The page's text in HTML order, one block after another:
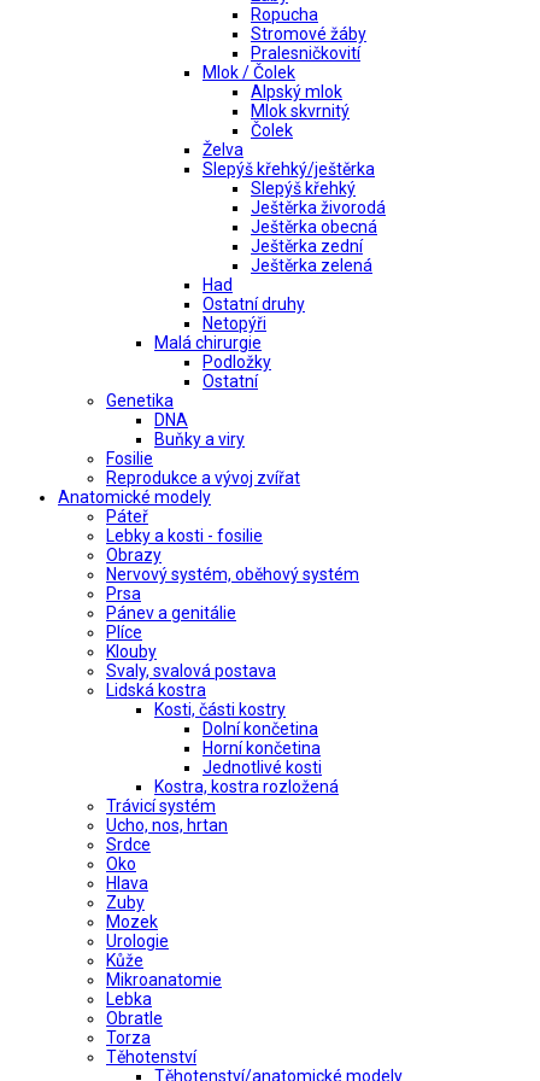
Ropucha
Stromové žáby
Pralesničkovití
Mlok / Čolek
Alpský mlok
Mlok skvrnitý
Čolek
Želva
Slepýš křehký/ještěrka
Slepýš křehký
Ještěrka živorodá
Ještěrka obecná
Ještěrka zední
Ještěrka zelená
Had
Ostatní druhy
Netopýři
Malá chirurgie
Podložky
Ostatní
Genetika
DNA
Buňky a viry
Fosilie
Reprodukce a vývoj zvířat
Anatomické modely
Páteř
Lebky a kosti - fosilie
Obrazy
Nervový systém, oběhový systém
Prsa
Pánev a genitálie
Plíce
Klouby
Svaly, svalová postava
Lidská kostra
Kosti, části kostry
Dolní končetina
Horní končetina
Jednotlivé kosti
Kostra, kostra rozložená
Trávicí systém
Ucho, nos, hrtan
Srdce
Oko
Hlava
Zuby
Mozek
Urologie
Kůže
Mikroanatomie
Lebka
Obratle
Torza
Těhotenství
Těhotenství/anatomické modely